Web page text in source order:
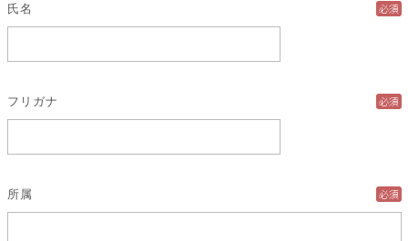
氏名 必須
フリガナ 必須
所属 必須